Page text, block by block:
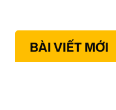
BÀI VIẾT MỚI